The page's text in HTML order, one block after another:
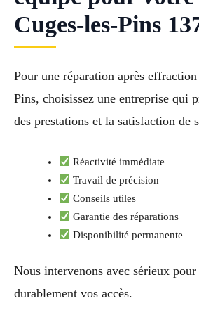
Cuges-les-Pins
Pour une réparation après
Pins, choisissez une entreprise qui
des prestations et la satisfaction de
Réactivité immédiate
Travail de précision
Conseils utiles
Garantie des réparations
Disponibilité permanente
Nous intervenons avec sérieux
durablement vos accès.